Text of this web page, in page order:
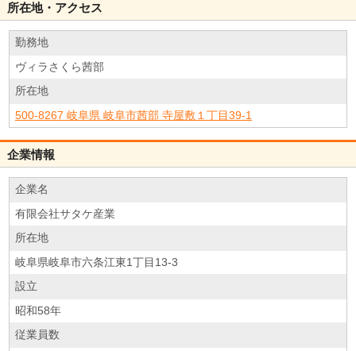
所在地・アクセス
勤務地
ヴィラさくら茜部
所在地
500-8267 岐阜県 岐阜市茜部 寺屋敷１丁目39-1
企業情報
企業名
有限会社サタケ産業
所在地
岐阜県岐阜市六条江東1丁目13-3
設立
昭和58年
従業員数